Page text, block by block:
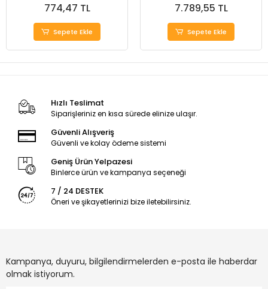
774,47 TL
Sepete Ekle
7.789,55 TL
Sepete Ekle
Hızlı Teslimat
Siparişleriniz en kısa sürede elinize ulaşır.
Güvenli Alışveriş
Güvenli ve kolay ödeme sistemi
Geniş Ürün Yelpazesi
Binlerce ürün ve kampanya seçeneği
7 / 24 DESTEK
Öneri ve şikayetlerinizi bize iletebilirsiniz.
Kampanya, duyuru, bilgilendirmelerden e-posta ile haberdar
olmak istiyorum.